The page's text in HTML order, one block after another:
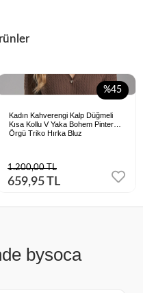
%45
Kadın Kahverengi Kalp Düğmeli
Kısa Kollu V Yaka Bohem Pinterest
Örgü Triko Hırka Bluz
1.200,00 TL
659,95 TL